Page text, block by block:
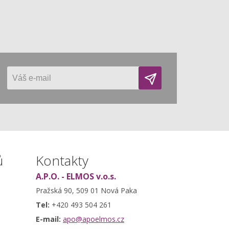
Kontakty
A.P.O. - ELMOS v.o.s.
Pražská 90, 509 01 Nová Paka
Tel: +420 493 504 261
E-mail: apo@apoelmos.cz